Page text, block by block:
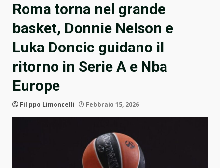
Roma torna nel grande
basket, Donnie Nelson e
Luka Doncic guidano il
ritorno in Serie A e Nba
Europe
Filippo Limoncelli Febbraio 15, 2026